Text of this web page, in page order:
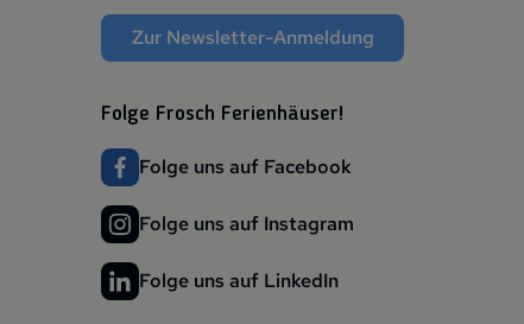
Zur Newsletter-Anmeldung
Folge Frosch Ferienhäuser!
Folge uns auf Facebook
Folge uns auf Instagram
Folge uns auf LinkedIn